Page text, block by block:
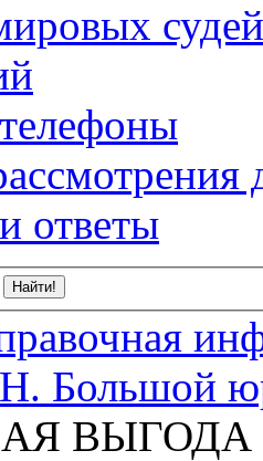
судей
ответы
Большой
ВЫГОДА